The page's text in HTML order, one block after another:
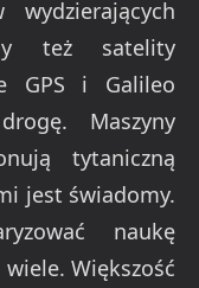
też satelity
GPS i Galileo
Maszyny
tytaniczną
jest świadomy.
naukę
Większość